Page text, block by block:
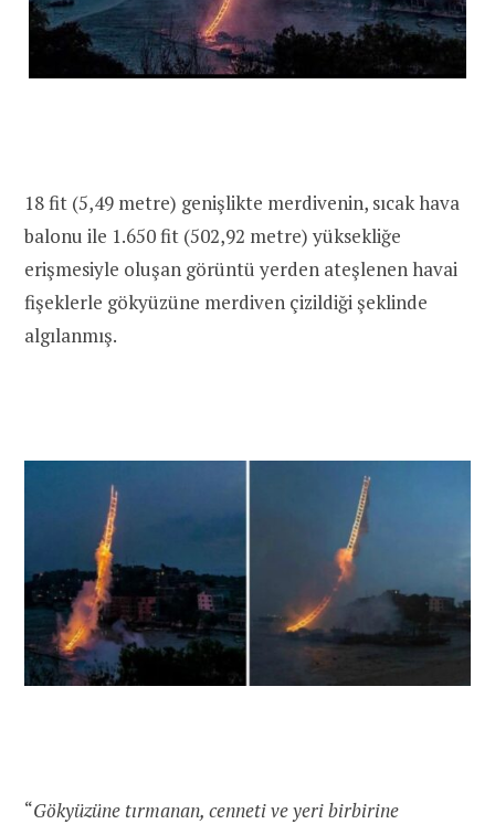
18 fit (5,49 metre) genişlikte merdivenin, sıcak hava
balonu ile 1.650 fit (502,92 metre) yüksekliğe
erişmesiyle oluşan görüntü yerden ateşlenen havai
fişeklerle gökyüzüne merdiven çizildiği şeklinde
algılanmış.
“Gökyüzüne tırmanan, cenneti ve yeri birbirine